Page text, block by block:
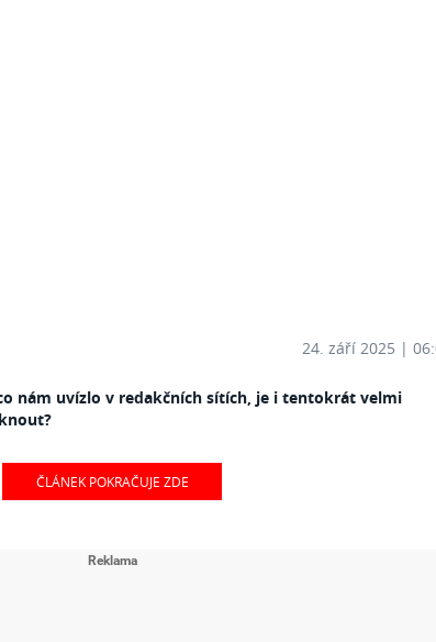
24. září 2025 |
nám uvízlo v redakčních sítích, je i tentokrát velmi
ČLÁNEK POKRAČUJE ZDE